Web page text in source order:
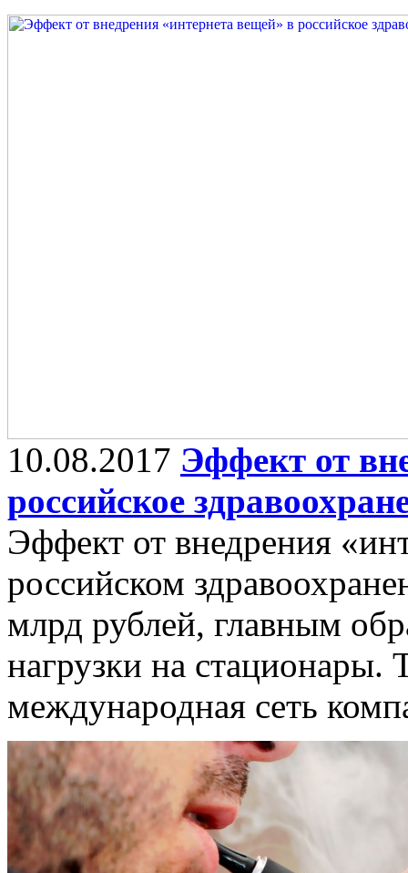
10.08.2017 Эффект от
российское
Эффект от внедрения
российском
млрд рублей, главным
нагрузки на стационары.
международная сеть